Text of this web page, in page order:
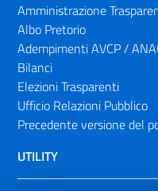
Amministrazione
Albo Pretorio
Adempimenti AVCP /
Bilanci
Elezioni Trasparenti
Ufficio Relazioni Pubblico
Precedente versione del
UTILITY